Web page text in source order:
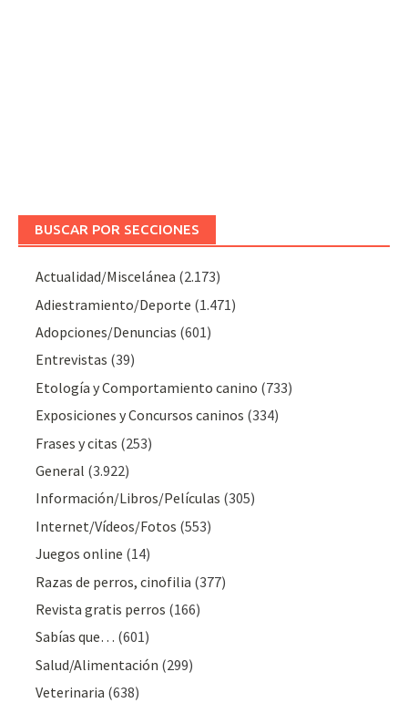
BUSCAR POR SECCIONES
Actualidad/Miscelánea (2.173)
Adiestramiento/Deporte (1.471)
Adopciones/Denuncias (601)
Entrevistas (39)
Etología y Comportamiento canino (733)
Exposiciones y Concursos caninos (334)
Frases y citas (253)
General (3.922)
Información/Libros/Películas (305)
Internet/Vídeos/Fotos (553)
Juegos online (14)
Razas de perros, cinofilia (377)
Revista gratis perros (166)
Sabías que… (601)
Salud/Alimentación (299)
Veterinaria (638)